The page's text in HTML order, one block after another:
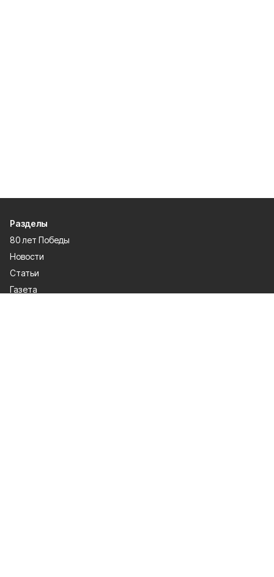
Разделы
80 лет Победы
Новости
Статьи
Газета